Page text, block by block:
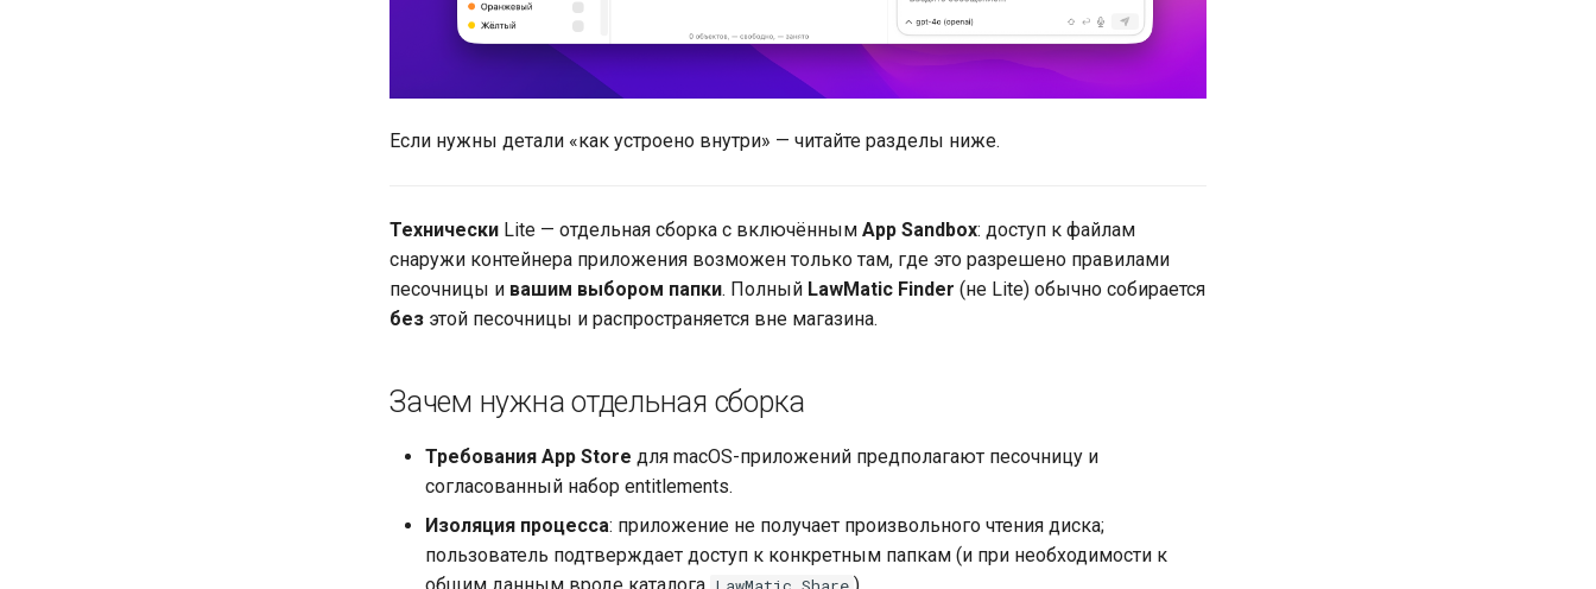
Если нужны детали «как устроено внутри» — читайте разделы ниже.
Технически Lite — отдельная сборка с включённым App Sandbox: доступ к файлам
снаружи контейнера приложения возможен только там, где это разрешено правилами
песочницы и вашим выбором папки. Полный LawMatic Finder (не Lite) обычно собирается
без этой песочницы и распространяется вне магазина.
Зачем нужна отдельная сборка
Требования App Store для macOS-приложений предполагают песочницу и
согласованный набор entitlements.
Изоляция процесса: приложение не получает произвольного чтения диска;
пользователь подтверждает доступ к конкретным папкам (и при необходимости к